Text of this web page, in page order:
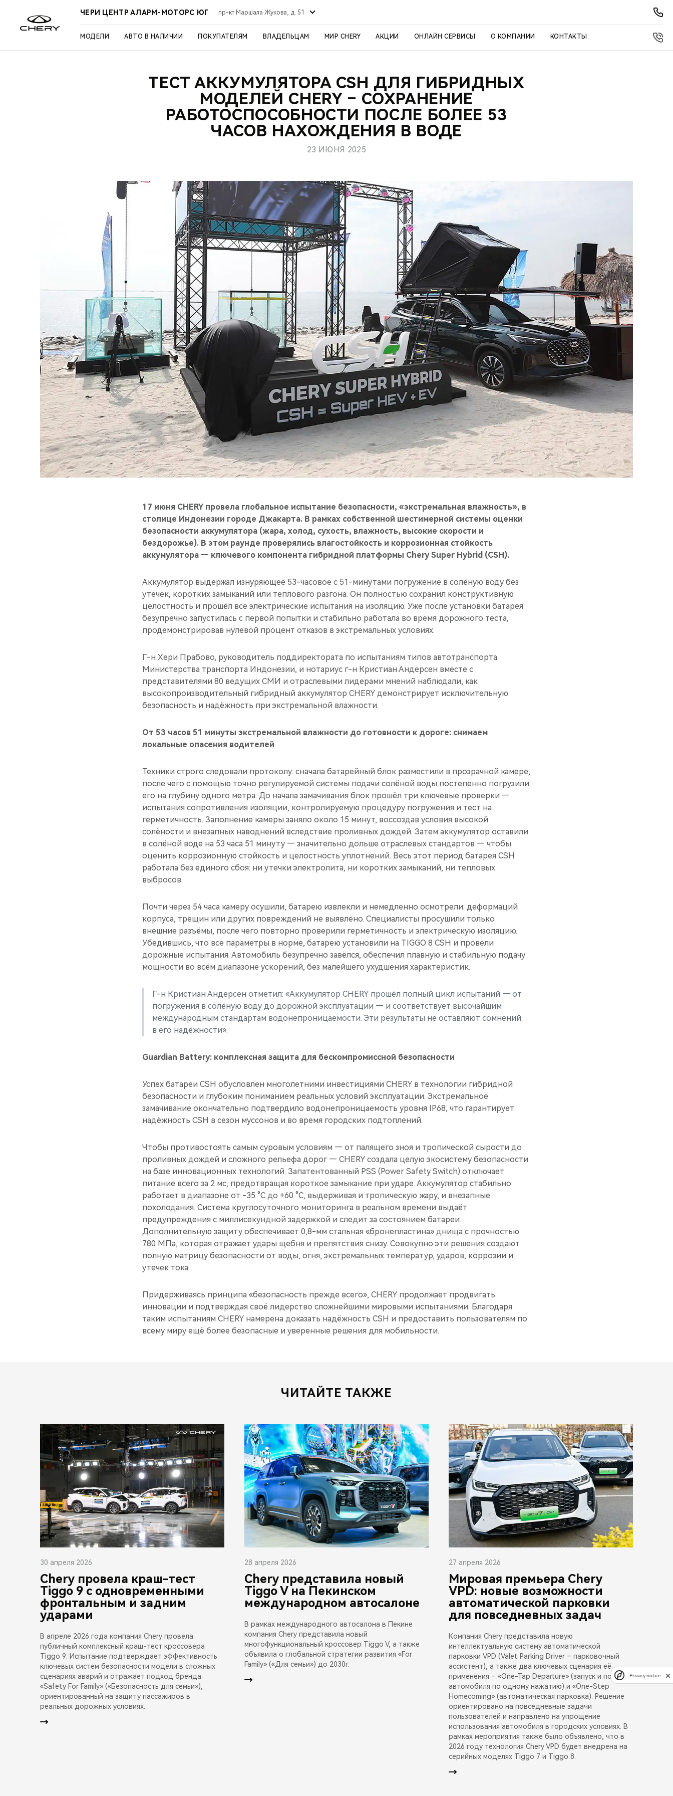
ЧЕРИ ЦЕНТР АЛАРМ-МОТОРС ЮГ пр-кт Маршала Жукова, д. 51
МОДЕЛИ АВТО В НАЛИЧИИ ПОКУПАТЕЛЯМ ВЛАДЕЛЬЦАМ МИР CHERY АКЦИИ ОНЛАЙН СЕРВИСЫ О КОМПАНИИ КОНТАКТЫ
ТЕСТ АККУМУЛЯТОРА CSH ДЛЯ ГИБРИДНЫХ
МОДЕЛЕЙ CHERY – СОХРАНЕНИЕ
РАБОТОСПОСОБНОСТИ ПОСЛЕ БОЛЕЕ 53
ЧАСОВ НАХОЖДЕНИЯ В ВОДЕ
23 ИЮНЯ 2025
17 июня CHERY провела глобальное испытание безопасности, «экстремальная влажность», в
столице Индонезии городе Джакарта. В рамках собственной шестимерной системы оценки
безопасности аккумулятора (жара, холод, сухость, влажность, высокие скорости и
бездорожье). В этом раунде проверялись влагостойкость и коррозионная стойкость
аккумулятора — ключевого компонента гибридной платформы Chery Super Hybrid (CSH).
Аккумулятор выдержал изнуряющее 53-часовое с 51-минутами погружение в солёную воду без
утечек, коротких замыканий или теплового разгона. Он полностью сохранил конструктивную
целостность и прошёл все электрические испытания на изоляцию. Уже после установки батарея
безупречно запустилась с первой попытки и стабильно работала во время дорожного теста,
продемонстрировав нулевой процент отказов в экстремальных условиях.
Г-н Хери Прабово, руководитель поддиректората по испытаниям типов автотранспорта
Министерства транспорта Индонезии, и нотариус г-н Кристиан Андерсен вместе с
представителями 80 ведущих СМИ и отраслевыми лидерами мнений наблюдали, как
высокопроизводительный гибридный аккумулятор CHERY демонстрирует исключительную
безопасность и надёжность при экстремальной влажности.
От 53 часов 51 минуты экстремальной влажности до готовности к дороге: снимаем
локальные опасения водителей
Техники строго следовали протоколу: сначала батарейный блок разместили в прозрачной камере,
после чего с помощью точно регулируемой системы подачи солёной воды постепенно погрузили
его на глубину одного метра. До начала замачивания блок прошёл три ключевые проверки —
испытания сопротивления изоляции, контролируемую процедуру погружения и тест на
герметичность. Заполнение камеры заняло около 15 минут, воссоздав условия высокой
солёности и внезапных наводнений вследствие проливных дождей. Затем аккумулятор оставили
в солёной воде на 53 часа 51 минуту — значительно дольше отраслевых стандартов — чтобы
оценить коррозионную стойкость и целостность уплотнений. Весь этот период батарея CSH
работала без единого сбоя: ни утечки электролита, ни коротких замыканий, ни тепловых
выбросов.
Почти через 54 часа камеру осушили, батарею извлекли и немедленно осмотрели: деформаций
корпуса, трещин или других повреждений не выявлено. Специалисты просушили только
внешние разъёмы, после чего повторно проверили герметичность и электрическую изоляцию.
Убедившись, что все параметры в норме, батарею установили на TIGGO 8 CSH и провели
дорожные испытания. Автомобиль безупречно завёлся, обеспечил плавную и стабильную подачу
мощности во всём диапазоне ускорений, без малейшего ухудшения характеристик.
Г-н Кристиан Андерсен отметил: «Аккумулятор CHERY прошёл полный цикл испытаний — от
погружения в солёную воду до дорожной эксплуатации — и соответствует высочайшим
международным стандартам водонепроницаемости. Эти результаты не оставляют сомнений
в его надёжности».
Guardian Battery: комплексная защита для бескомпромиссной безопасности
Успех батареи CSH обусловлен многолетними инвестициями CHERY в технологии гибридной
безопасности и глубоким пониманием реальных условий эксплуатации. Экстремальное
замачивание окончательно подтвердило водонепроницаемость уровня IP68, что гарантирует
надёжность CSH в сезон муссонов и во время городских подтоплений.
Чтобы противостоять самым суровым условиям — от палящего зноя и тропической сырости до
проливных дождей и сложного рельефа дорог — CHERY создала целую экосистему безопасности
на базе инновационных технологий. Запатентованный PSS (Power Safety Switch) отключает
питание всего за 2 мс, предотвращая короткое замыкание при ударе. Аккумулятор стабильно
работает в диапазоне от -35 °C до +60 °C, выдерживая и тропическую жару, и внезапные
похолодания. Система круглосуточного мониторинга в реальном времени выдаёт
предупреждения с миллисекундной задержкой и следит за состоянием батареи.
Дополнительную защиту обеспечивает 0,8-мм стальная «бронепластина» днища с прочностью
780 МПа, которая отражает удары щебня и препятствия снизу. Совокупно эти решения создают
полную матрицу безопасности от воды, огня, экстремальных температур, ударов, коррозии и
утечек тока.
Придерживаясь принципа «безопасность прежде всего», CHERY продолжает продвигать
инновации и подтверждая своё лидерство сложнейшими мировыми испытаниями. Благодаря
таким испытаниям CHERY намерена доказать надёжность CSH и предоставить пользователям по
всему миру ещё более безопасные и уверенные решения для мобильности.
ЧИТАЙТЕ ТАКЖЕ
30 апреля 2026
Chery провела краш-тест
Tiggo 9 с одновременными
фронтальным и задним
ударами
В апреле 2026 года компания Chery провела
публичный комплексный краш-тест кроссовера
Tiggo 9. Испытание подтверждает эффективность
ключевых систем безопасности модели в сложных
сценариях аварий и отражает подход бренда
«Safety For Family» («Безопасность для семьи»),
ориентированный на защиту пассажиров в
реальных дорожных условиях.
28 апреля 2026
Chery представила новый
Tiggo V на Пекинском
международном автосалоне
В рамках международного автосалона в Пекине
компания Chery представила новый
многофункциональный кроссовер Tiggo V, а также
объявила о глобальной стратегии развития «For
Family» («Для семьи») до 2030г.
27 апреля 2026
Мировая премьера Chery
VPD: новые возможности
автоматической парковки
для повседневных задач
Компания Chery представила новую
интеллектуальную систему автоматической
парковки VPD (Valet Parking Driver – парковочный
ассистент), а также два ключевых сценария её
применения – «One-Tap Departure» (запуск и подача
автомобиля по одному нажатию) и «One-Step
Homecoming» (автоматическая парковка). Решение
ориентировано на повседневные задачи
пользователей и направлено на упрощение
использования автомобиля в городских условиях. В
рамках мероприятия также было объявлено, что в
2026 году технология Chery VPD будет внедрена на
серийных моделях Tiggo 7 и Tiggo 8.
Privacy notice